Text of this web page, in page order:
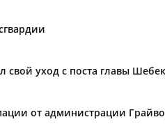
уход с поста главы
от администрации